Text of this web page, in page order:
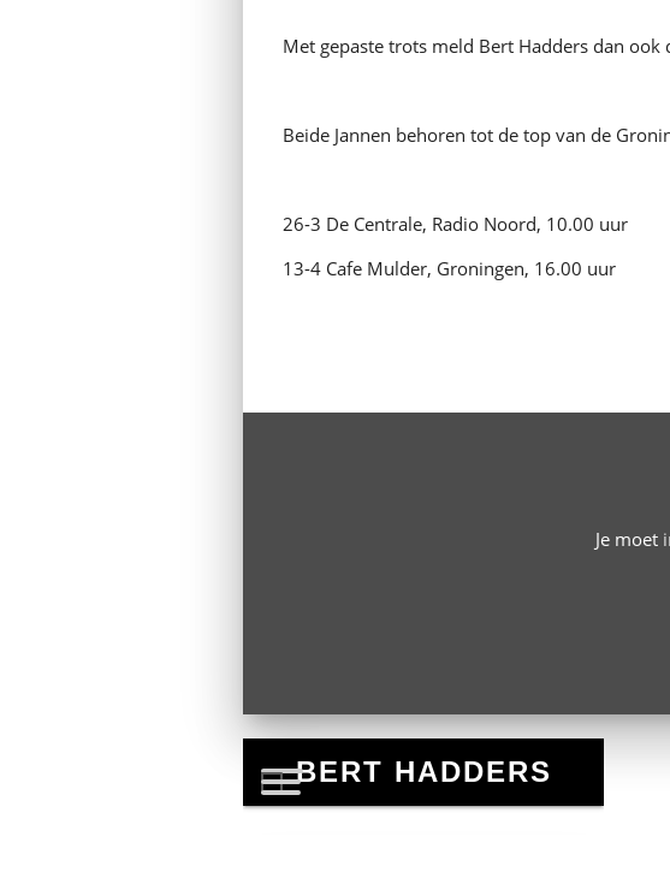
Met gepaste trots meld Bert Hadders dan ook
Beide Jannen behoren tot de top van de
26-3 De Centrale, Radio Noord, 10.00 uur
13-4 Cafe Mulder, Groningen, 16.00 uur
Je moet